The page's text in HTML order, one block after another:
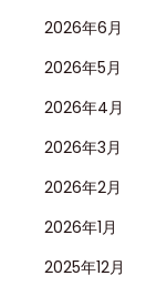
2026年6月
2026年5月
2026年4月
2026年3月
2026年2月
2026年1月
2025年12月